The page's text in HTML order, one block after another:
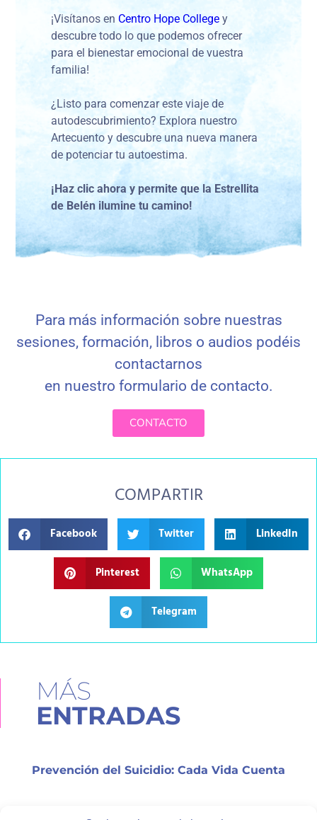
¡Visítanos en Centro Hope College y
descubre todo lo que podemos ofrecer
para el bienestar emocional de vuestra
familia!
¿Listo para comenzar este viaje de
autodescubrimiento? Explora nuestro
Artecuento y descubre una nueva manera
de potenciar tu autoestima.
¡Haz clic ahora y permite que la Estrellita
de Belén ilumine tu camino!
Para más información sobre nuestras
sesiones, formación, libros o audios podéis
contactarnos
en nuestro formulario de contacto.
CONTACTO
COMPARTIR
Facebook Twitter LinkedIn
Pinterest WhatsApp
Telegram
MÁS
ENTRADAS
Prevención del Suicidio: Cada Vida Cuenta